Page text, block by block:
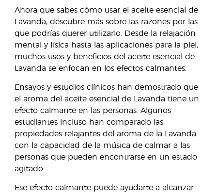
Ahora que sabes cómo usar el aceite esencial de
Lavanda, descubre más sobre las razones por las
que podrías querer utilizarlo. Desde la relajación
mental y física hasta las aplicaciones para la piel,
muchos usos y beneficios del aceite esencial de
Lavanda se enfocan en los efectos calmantes.
Ensayos y estudios clínicos han demostrado que
el aroma del aceite esencial de Lavanda tiene un
efecto calmante en las personas. Algunos
estudiantes incluso han comparado las
propiedades relajantes del aroma de la Lavanda
con la capacidad de la música de calmar a las
personas que pueden encontrarse en un estado
agitado.
Ese efecto calmante puede ayudarte a alcanzar